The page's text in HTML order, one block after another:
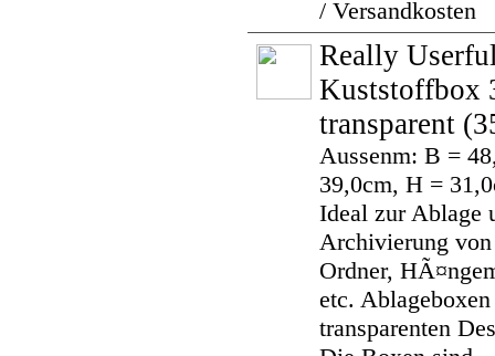
/ Versandkosten
Really
Kuststoffbox
transparent
Aussenm: B =
39,0cm, H =
Ideal zur Ablage
Archivierung von
Ordner,
etc.
transparenten